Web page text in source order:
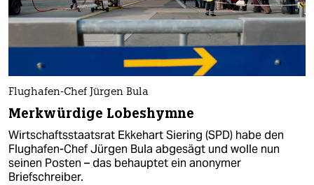
Flughafen-Chef Jürgen Bula
Merkwürdige Lobeshymne
Wirtschaftsstaatsrat Ekkehart Siering (SPD) habe den
Flughafen-Chef Jürgen Bula abgesägt und wolle nun
seinen Posten – das behauptet ein anonymer
Briefschreiber.